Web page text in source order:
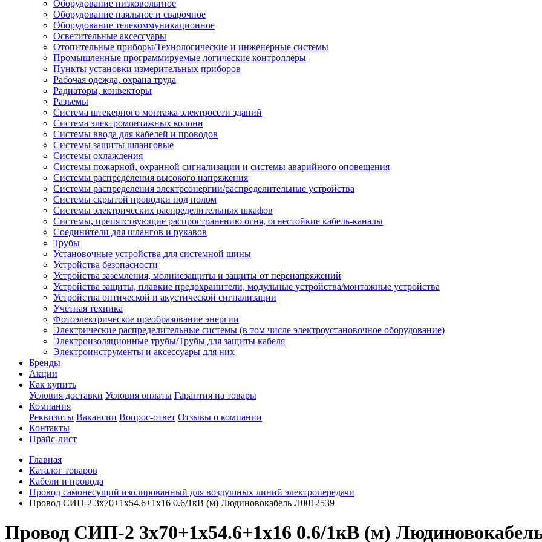
Оборудование низковольтное
Оборудование паяльное и сварочное
Оборудование телекоммуникационное
Осветительные аксессуары
Отопительные приборы/Технологические и инженерные системы
Промышленные программируемые логические контроллеры
Пункты установки измерительных приборов
Рабочая одежда, охрана труда
Радиаторы, конвекторы
Разъемы
Система штекерного монтажа электросети зданий
Система электромонтажных колонн
Системы ввода для кабелей и проводов
Системы защиты шланговые
Системы охлаждения
Системы пожарной, охранной сигнализации и системы аварийного оповещения
Системы распределения высокого напряжения
Системы распределения электроэнергии/распределительные устройства
Системы скрытой проводки под полом
Системы электрических распределительных шкафов
Системы, препятствующие распространению огня, огнестойкие кабель-каналы
Соединители для шлангов и рукавов
Трубы
Установочные устройства для системной шины
Устройства безопасности
Устройства заземления, молниезащиты и защиты от перенапряжений
Устройства защиты, плавкие предохранители, модульные устройства/монтажные устройства
Устройства оптической и акустической сигнализации
Учетная техника
Фотоэлектрическое преобразование энергии
Электрические распределительные системы (в том числе электроустановочное оборудование)
Электроизоляционные трубы/Трубы для защиты кабеля
Электроинструменты и аксессуары для них
Бренды
Акции
Как купить
Условия доставки Условия оплаты Гарантия на товары
Компания
Реквизиты Вакансии Вопрос-ответ Отзывы о компании
Контакты
Прайс-лист
Главная
Каталог товаров
Кабели и провода
Провод самонесущий изолированный для воздушных линий электропередачи
Провод СИП-2 3х70+1х54.6+1х16 0.6/1кВ (м) Людиновокабель Л0012539
Провод СИП-2 3х70+1х54.6+1х16 0.6/1кВ (м)